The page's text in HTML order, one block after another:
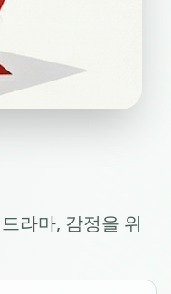
라마, 감정을 위